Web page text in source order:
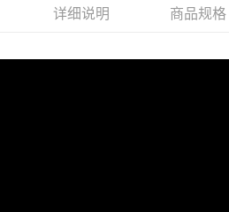
https://aftee.tw/privacypolicy/ ）。
详细说明 商品规格